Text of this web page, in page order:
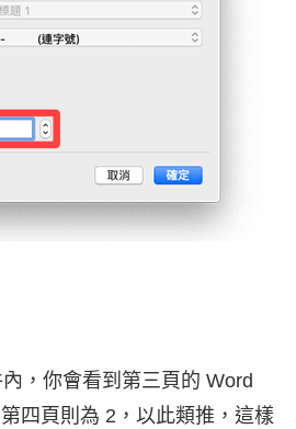
，你會看到第三頁的 Word
四頁則為 2，以此類推，這樣